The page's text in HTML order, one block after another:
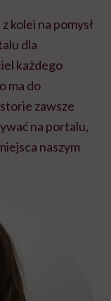
z kolei na pomysł
dla
każdego
ma do
zawsze
na portalu,
naszym